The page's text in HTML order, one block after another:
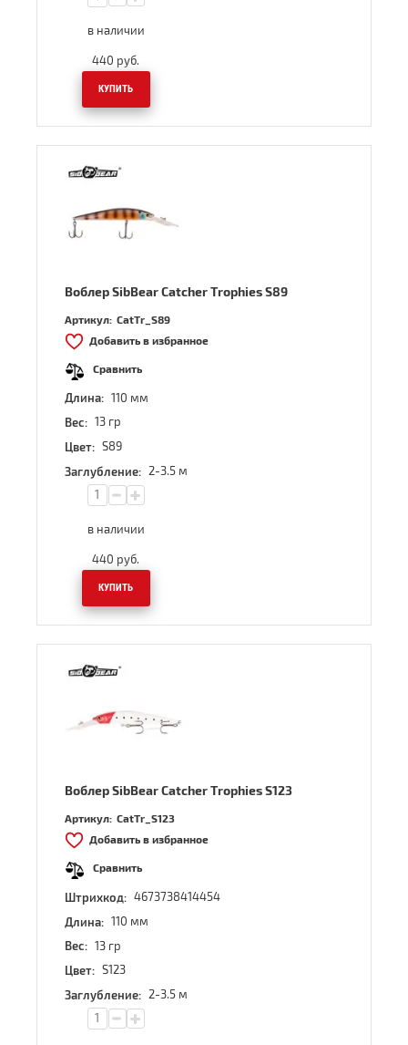
в наличии
440 руб.
КУПИТЬ
Воблер SibBear Catcher Trophies S89
Артикул: CatTr_S89
Добавить в избранное
Сравнить
Длина: 110 мм
Вес: 13 гр
Цвет: S89
Заглубление: 2-3.5 м
в наличии
440 руб.
КУПИТЬ
Воблер SibBear Catcher Trophies S123
Артикул: CatTr_S123
Добавить в избранное
Сравнить
Штрихкод: 4673738414454
Длина: 110 мм
Вес: 13 гр
Цвет: S123
Заглубление: 2-3.5 м